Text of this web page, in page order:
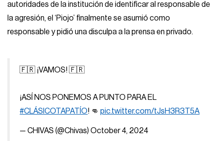
autoridades de la institución de identificar al responsable de
la agresión, el ‘Piojo’ finalmente se asumió como
responsable y pidió una disculpa a la prensa en privado.
🇫🇷 ¡VAMOS! 🇫🇷
¡ASÍ NOS PONEMOS A PUNTO PARA EL
#CLÁSICOTAPATÍO! 👊pic.twitter.com/tJsH3R3T5A
— CHIVAS (@Chivas)October 4, 2024